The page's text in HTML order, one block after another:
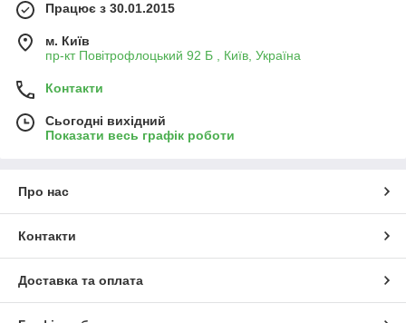
Працює з 30.01.2015
м. Київ
пр-кт Повітрофлоцький 92 Б , Київ, Україна
Контакти
Сьогодні вихідний
Показати весь графік роботи
Про нас
Контакти
Доставка та оплата